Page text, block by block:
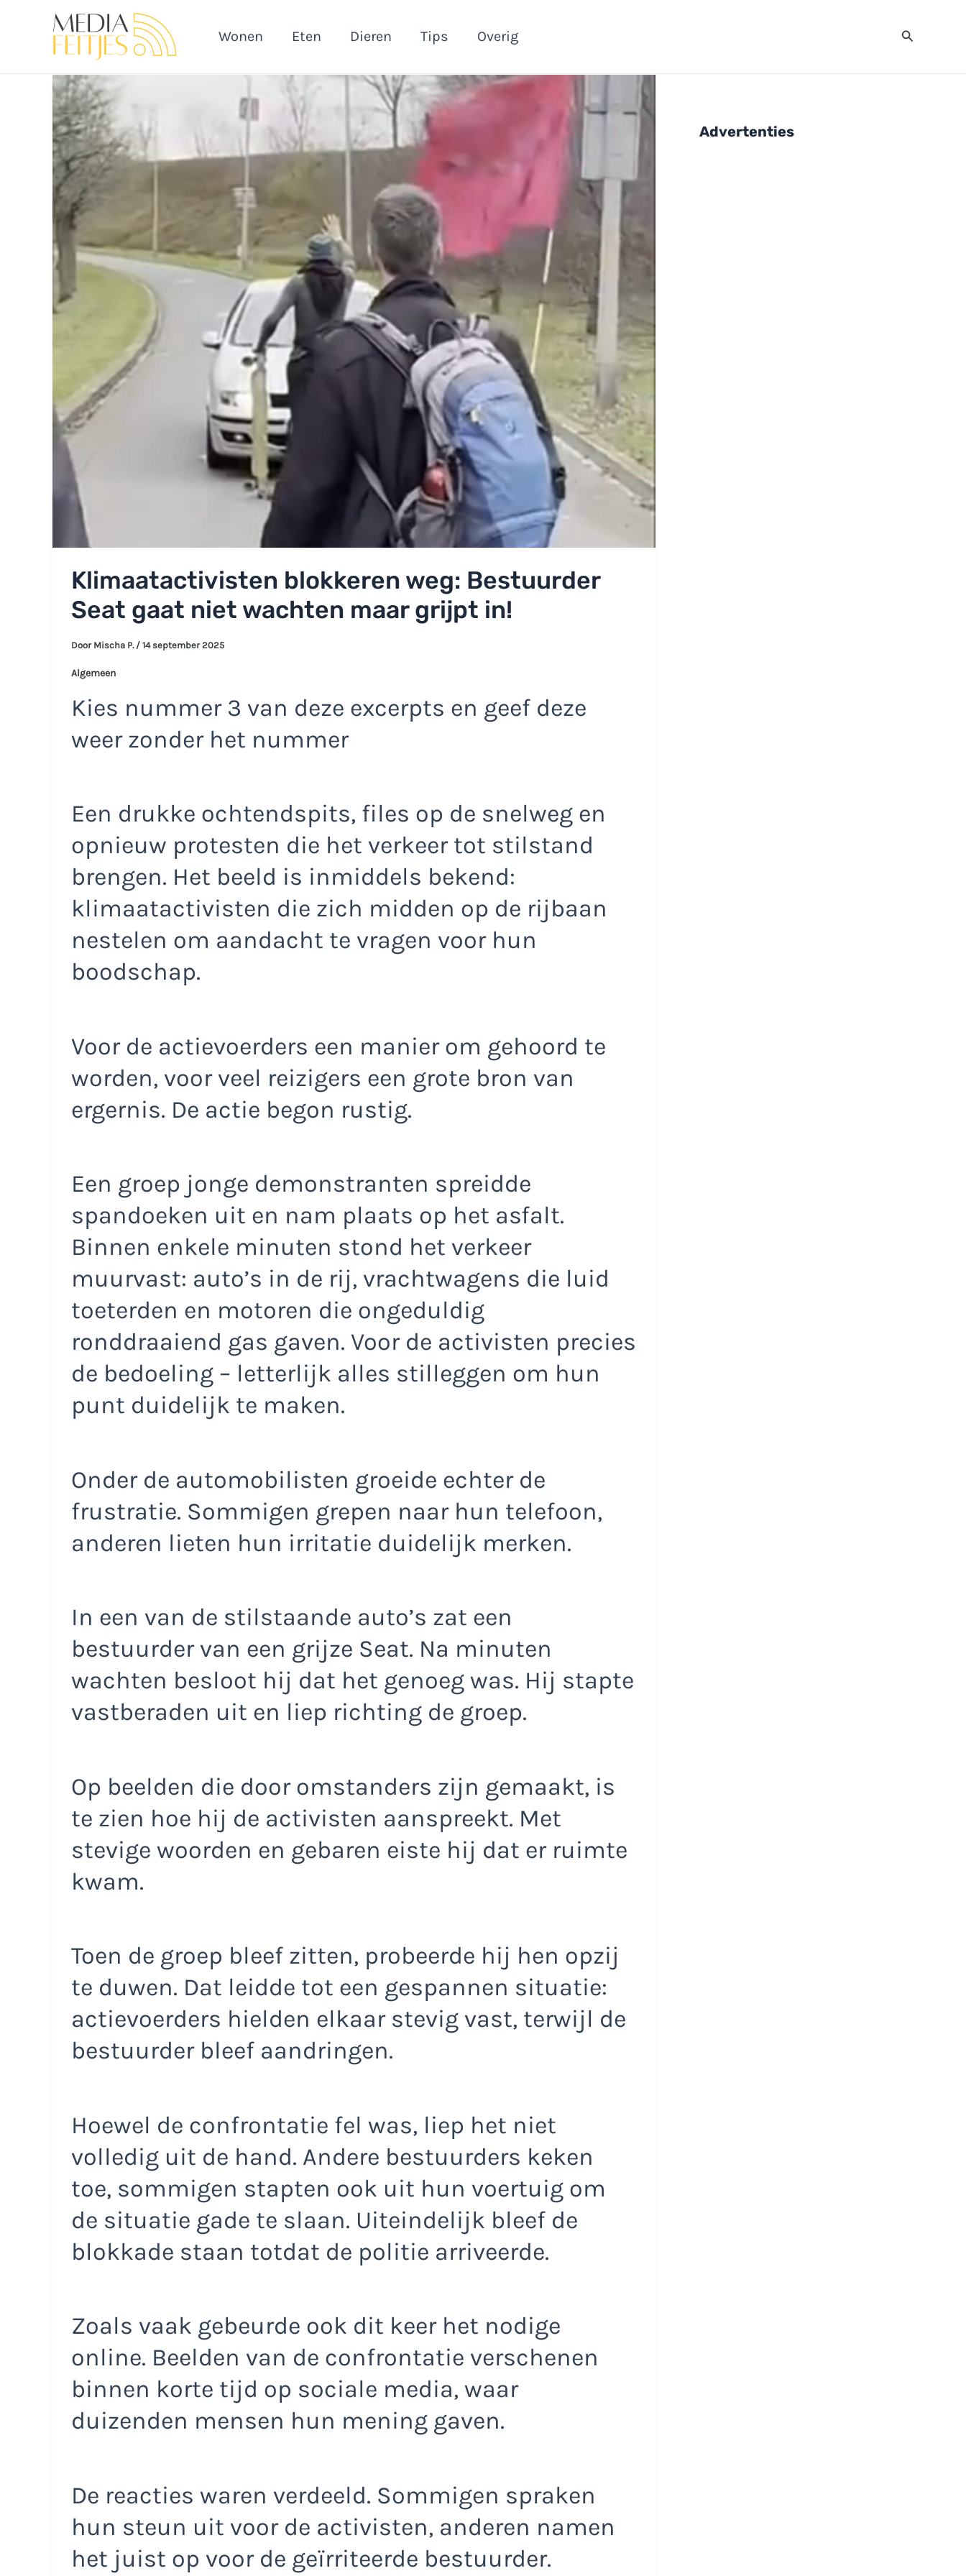
Wonen Eten Dieren Tips Overig Zoeken
Klimaatactivisten blokkeren weg: Bestuurder
Seat gaat niet wachten maar grijpt in!
Door Mischa P. / 14 september 2025
Algemeen
Kies nummer 3 van deze excerpts en geef deze
weer zonder het nummer
Een drukke ochtendspits, files op de snelweg en
opnieuw protesten die het verkeer tot stilstand
brengen. Het beeld is inmiddels bekend:
klimaatactivisten die zich midden op de rijbaan
nestelen om aandacht te vragen voor hun
boodschap.
Voor de actievoerders een manier om gehoord te
worden, voor veel reizigers een grote bron van
ergernis. De actie begon rustig.
Een groep jonge demonstranten spreidde
spandoeken uit en nam plaats op het asfalt.
Binnen enkele minuten stond het verkeer
muurvast: auto’s in de rij, vrachtwagens die luid
toeterden en motoren die ongeduldig
ronddraaiend gas gaven. Voor de activisten precies
de bedoeling – letterlijk alles stilleggen om hun
punt duidelijk te maken.
Onder de automobilisten groeide echter de
frustratie. Sommigen grepen naar hun telefoon,
anderen lieten hun irritatie duidelijk merken.
In een van de stilstaande auto’s zat een
bestuurder van een grijze Seat. Na minuten
wachten besloot hij dat het genoeg was. Hij stapte
vastberaden uit en liep richting de groep.
Op beelden die door omstanders zijn gemaakt, is
te zien hoe hij de activisten aanspreekt. Met
stevige woorden en gebaren eiste hij dat er ruimte
kwam.
Toen de groep bleef zitten, probeerde hij hen opzij
te duwen. Dat leidde tot een gespannen situatie:
actievoerders hielden elkaar stevig vast, terwijl de
bestuurder bleef aandringen.
Hoewel de confrontatie fel was, liep het niet
volledig uit de hand. Andere bestuurders keken
toe, sommigen stapten ook uit hun voertuig om
de situatie gade te slaan. Uiteindelijk bleef de
blokkade staan totdat de politie arriveerde.
Zoals vaak gebeurde ook dit keer het nodige
online. Beelden van de confrontatie verschenen
binnen korte tijd op sociale media, waar
duizenden mensen hun mening gaven.
De reacties waren verdeeld. Sommigen spraken
hun steun uit voor de activisten, anderen namen
het juist op voor de geïrriteerde bestuurder.
Advertenties